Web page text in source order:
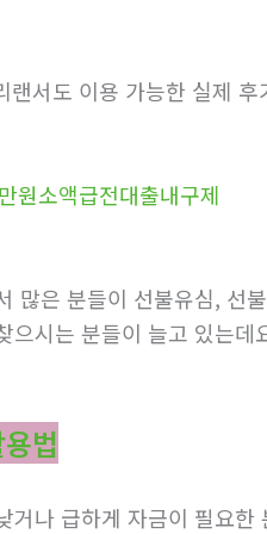
랜서도 이용 가능한 실제
원소액급전대출내구제
많은 분들이 선불유심, 선
으시는 분들이 늘고 있는
법
거나 급하게 자금이 필요